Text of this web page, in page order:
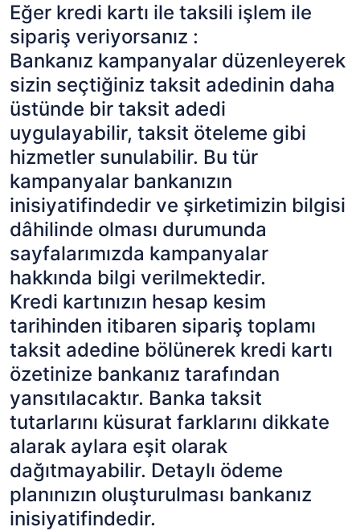
Eğer kredi kartı ile taksili işlem ile
sipariş veriyorsanız :
Bankanız kampanyalar düzenleyerek
sizin seçtiğiniz taksit adedinin daha
üstünde bir taksit adedi
uygulayabilir, taksit öteleme gibi
hizmetler sunulabilir. Bu tür
kampanyalar bankanızın
inisiyatifindedir ve şirketimizin bilgisi
dâhilinde olması durumunda
sayfalarımızda kampanyalar
hakkında bilgi verilmektedir.
Kredi kartınızın hesap kesim
tarihinden itibaren sipariş toplamı
taksit adedine bölünerek kredi kartı
özetinize bankanız tarafından
yansıtılacaktır. Banka taksit
tutarlarını küsurat farklarını dikkate
alarak aylara eşit olarak
dağıtmayabilir. Detaylı ödeme
planınızın oluşturulması bankanız
inisiyatifindedir.